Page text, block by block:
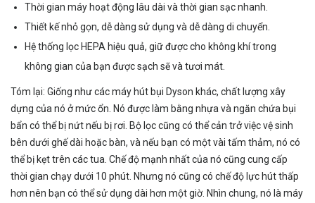
Thời gian máy hoạt động lâu dài và thời gian sạc nhanh.
Thiết kế nhỏ gọn, dễ dàng sử dụng và dễ dàng di chuyển.
Hệ thống lọc HEPA hiệu quả, giữ được cho không khí trong
không gian của bạn được sạch sẽ và tươi mát.
Tóm lại: Giống như các máy hút bụi Dyson khác, chất lượng xây
dựng của nó ở mức ổn. Nó được làm bằng nhựa và ngăn chứa bụi
bẩn có thể bị nứt nếu bị rơi. Bộ lọc cũng có thể cản trở việc vệ sinh
bên dưới ghế dài hoặc bàn, và nếu bạn có một vài tấm thảm, nó có
thể bị kẹt trên các tua. Chế độ mạnh nhất của nó cũng cung cấp
thời gian chạy dưới 10 phút. Nhưng nó cũng có chế độ lực hút thấp
hơn nên bạn có thể sử dụng dài hơn một giờ. Nhìn chung, nó là máy